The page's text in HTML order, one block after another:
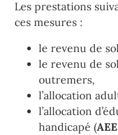
Les prestations
ces mesures :
le revenu de
le revenu de
outremers,
l’allocation
l’allocation
handicapé (